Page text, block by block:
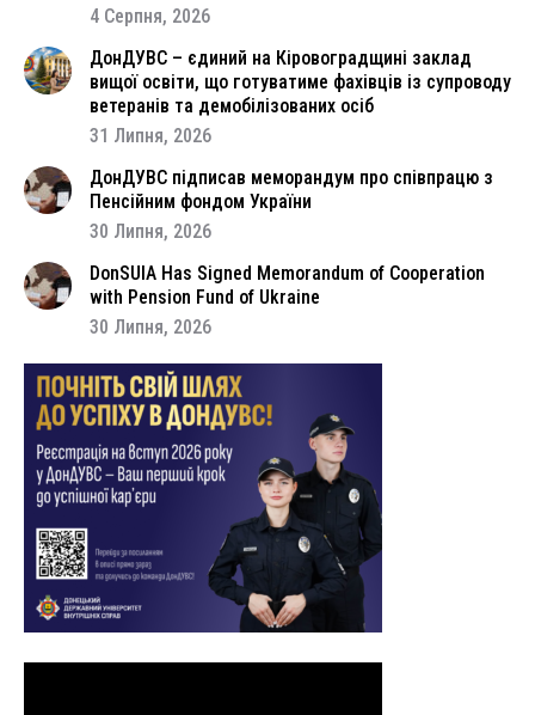
4 Серпня, 2026
ДонДУВС – єдиний на Кіровоградщині заклад
вищої освіти, що готуватиме фахівців із супроводу
ветеранів та демобілізованих осіб
31 Липня, 2026
ДонДУВС підписав меморандум про співпрацю з
Пенсійним фондом України
30 Липня, 2026
DonSUIA Has Signed Memorandum of Cooperation
with Pension Fund of Ukraine
30 Липня, 2026